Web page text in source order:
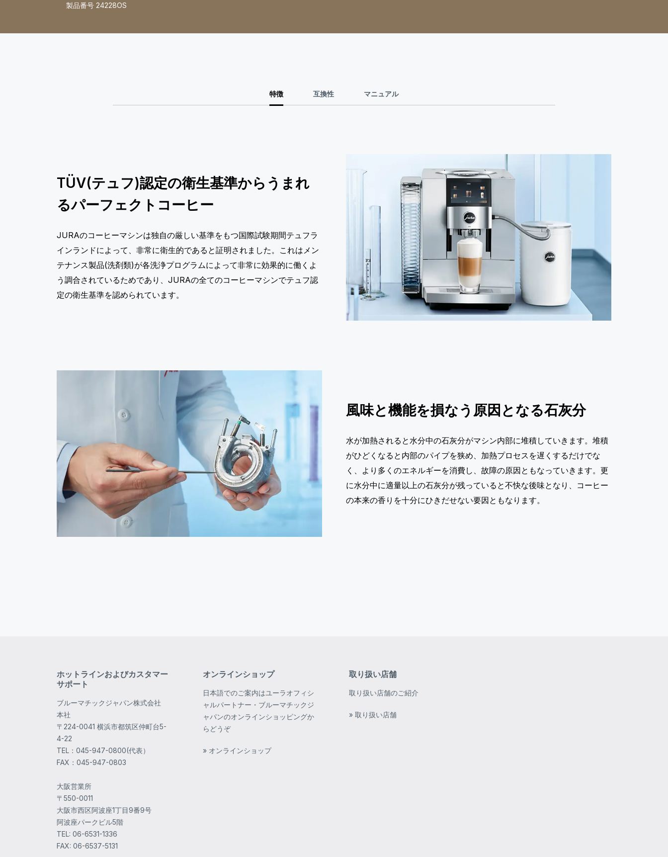
製品番号 24228OS
特徴 互換性 マニュアル
TÜV(テュフ)認定の衛生基準からうまれ
るパーフェクトコーヒー
JURAのコーヒーマシンは独自の厳しい基準をもつ国際試験期間テュフラ
インランドによって、非常に衛生的であると証明されました。これはメン
テナンス製品(洗剤類)が各洗浄プログラムによって非常に効果的に働くよ
う調合されているためであり、JURAの全てのコーヒーマシンでテュフ認
定の衛生基準を認められています。
風味と機能を損なう原因となる石灰分
水が加熱されると水分中の石灰分がマシン内部に堆積していきます。堆積
がひどくなると内部のパイプを狭め、加熱プロセスを遅くするだけでな
く、より多くのエネルギーを消費し、故障の原因ともなっていきます。更
に水分中に適量以上の石灰分が残っていると不快な後味となり、コーヒー
の本来の香りを十分にひきだせない要因ともなります。
ホットラインおよびカスタマー
サポート
ブルーマチックジャパン株式会社
本社
〒224-0041 横浜市都筑区仲町台5-
4-22
TEL：045-947-0800(代表）
FAX：045-947-0803
大阪営業所
〒550-0011
大阪市西区阿波座1丁目9番9号
阿波座パークビル5階
TEL: 06-6531-1336
FAX: 06-6537-5131
オンラインショップ
日本語でのご案内はユーラオフィシ
ャルパートナー・ブルーマチックジ
ャパンのオンラインショッピングか
らどうぞ
» オンラインショップ
取り扱い店舗
取り扱い店舗のご紹介
» 取り扱い店舗